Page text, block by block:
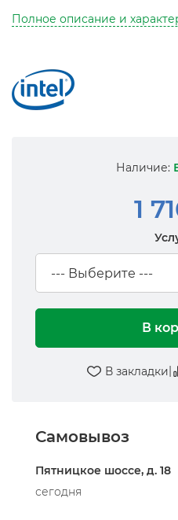
Полное описание и
Наличие:
1
В
В закладки|
Самовывоз
Пятницкое шоссе, д. 18
сегодня